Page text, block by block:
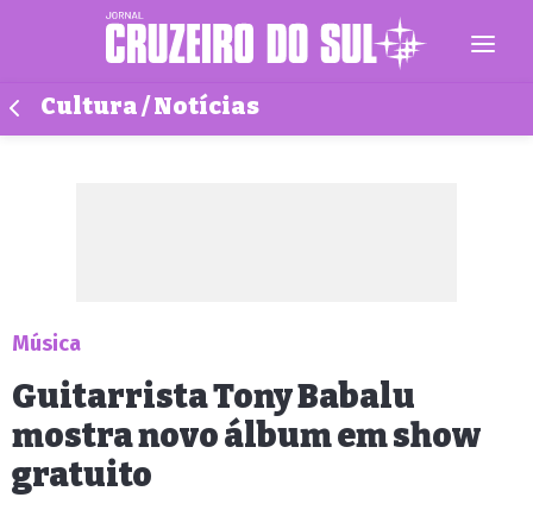
Cultura / Notícias
Música
Guitarrista Tony Babalu
mostra novo álbum em show
gratuito